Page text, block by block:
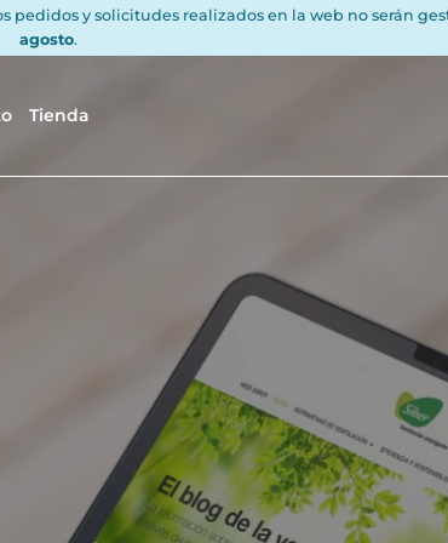
pedidos y solicitudes realizados en la web no serán
agosto.
Tienda